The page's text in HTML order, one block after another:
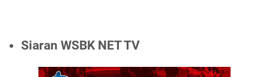
Siaran WSBK NET TV